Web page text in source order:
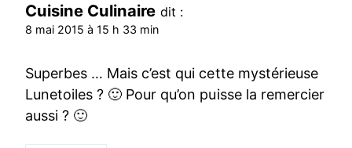
Cuisine Culinaire dit :
8 mai 2015 à 15 h 33 min
Superbes … Mais c’est qui cette mystérieuse
Lunetoiles ? 🙂 Pour qu’on puisse la remercier
aussi ? 🙂